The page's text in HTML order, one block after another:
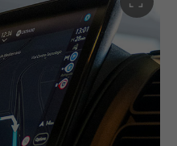
Music através do ecrã
Graças a esta
condutores podem
com uma navegação
Google, Google Play e
da Google LLC.